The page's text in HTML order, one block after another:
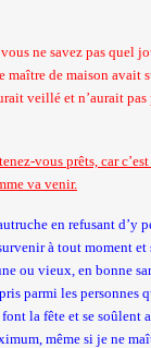
ne savez pas quel
maître de maison avait
veillé et n’aurait pas
tenez-vous prêts, car
va venir.
en refusant d’y
à tout moment et
ou vieux, en bonne
parmi les personnes
la fête et se soûlent
même si je ne